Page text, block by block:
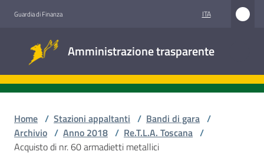
Guardia di Finanza ITA
Amministrazione trasparente
trasparente
Accesso
Home / Stazioni appaltanti / Bandi di gara /
Archivio / Anno 2018 / Re.T.L.A. Toscana /
Acquisto di nr. 60 armadietti metallici